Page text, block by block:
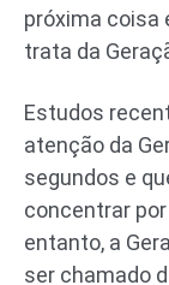
próxima coisa
trata da
Estudos
atenção da
segundos e
concentrar
entanto, a
ser chamado